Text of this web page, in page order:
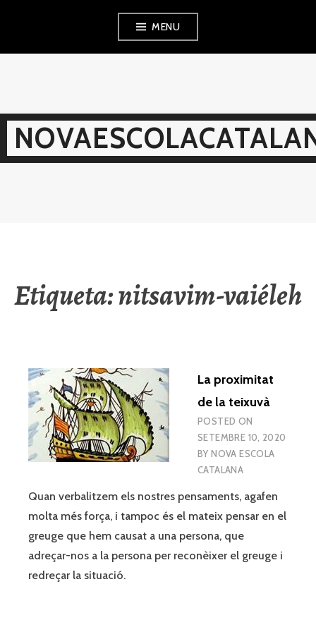
MENU
Etiqueta:nitsavim-vaiéleh
La proximitat
de la teixuvà
POSTED ON
SETEMBRE 10, 2020
BYNOVA ESCOLA
CATALANA
Quan verbalitzem els nostres pensaments, agafen
molta més força, i tampoc és el mateix pensar en el
greuge que hem causat a una persona, que
adreçar-nos a la persona per reconèixer el greuge i
redreçar la situació.